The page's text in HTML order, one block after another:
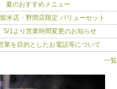
夏のおすすめメニュー
留米店・野間店限定 バリューセット
5/1より営業時間変更のお知らせ
業を目的としたお電話等について
一覧